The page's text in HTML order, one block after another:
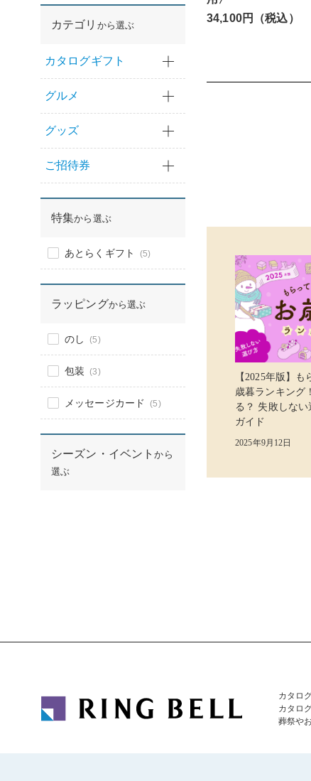
カテゴリ から選ぶ
カタログギフト
グルメ
グッズ
ご招待券
特集から選ぶ
あとらくギフト (5)
ラッピングから選ぶ
のし (5)
包装 (3)
メッセージカード (5)
シーズン・イベントから
選ぶ
34,100円（税込）
【2025年版】
歳暮ランキング
る？ 失敗しな
ガイド
2025年9月12日
カタロ
カタロ
葬祭や